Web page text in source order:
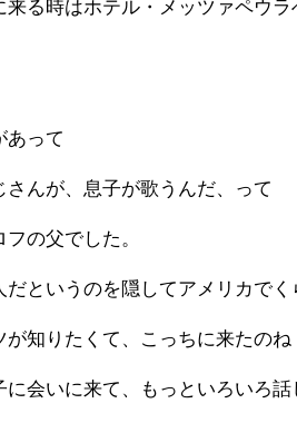
る時はホテル・メッツァペウ
あって
んが、息子が歌うんだ、って
の父でした。
だというのを隠してアメリカで
が知りたくて、こっちに来たのね
会いに来て、もっといろいろ話